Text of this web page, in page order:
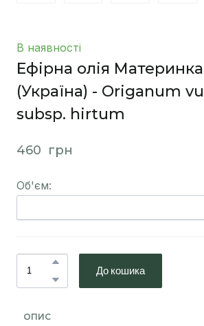
В наявності
Ефірна олія
(Україна) - Origanum
subsp. hirtum
460  грн
Об'єм:
До кошика
ОПИС